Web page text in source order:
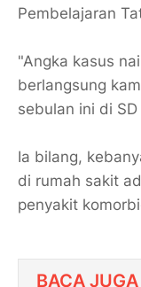
Pembelajaran
"Angka kasus
berlangsung
sebulan ini di
Ia bilang,
di rumah sakit
penyakit
BACA JUGA